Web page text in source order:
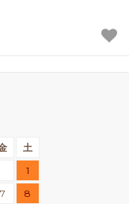
土
1
7
8